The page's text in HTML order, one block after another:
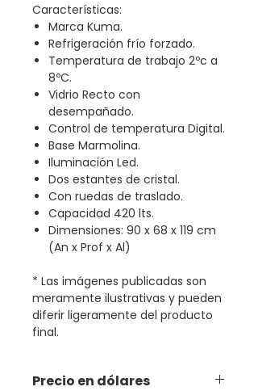
Características:
Marca Kuma.
Refrigeración frío forzado.
Temperatura de trabajo 2ºc a
8ºC.
Vidrio Recto con
desempañado.
Control de temperatura Digital.
Base Marmolina.
Iluminación Led.
Dos estantes de cristal.
Con ruedas de traslado.
Capacidad 420 lts.
Dimensiones: 90 x 68 x 119 cm
(An x Prof x Al)
* Las imágenes publicadas son
meramente ilustrativas y pueden
diferir ligeramente del producto
final.
Precio en dólares